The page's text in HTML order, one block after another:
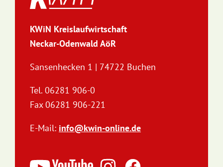
KWiN Kreislaufwirtschaft
Neckar-Odenwald AöR
Sansenhecken 1 | 74722 Buchen
Tel. 06281 906-0
Fax 06281 906-221
E-Mail: info@kwin-online.de